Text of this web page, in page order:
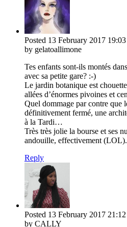
Posted 13 February 2017 19:03
by gelatoallimone
Tes enfants sont-ils montés
avec sa petite gare? :-)
Le jardin botanique est
allées d’énormes pivoines et
Quel dommage par contre que
définitivement fermé, une
à la Tardi…
Très très jolie la bourse et ses
andouille, effectivement (LOL).
Reply
Posted 13 February 2017 21:12
by CALLY